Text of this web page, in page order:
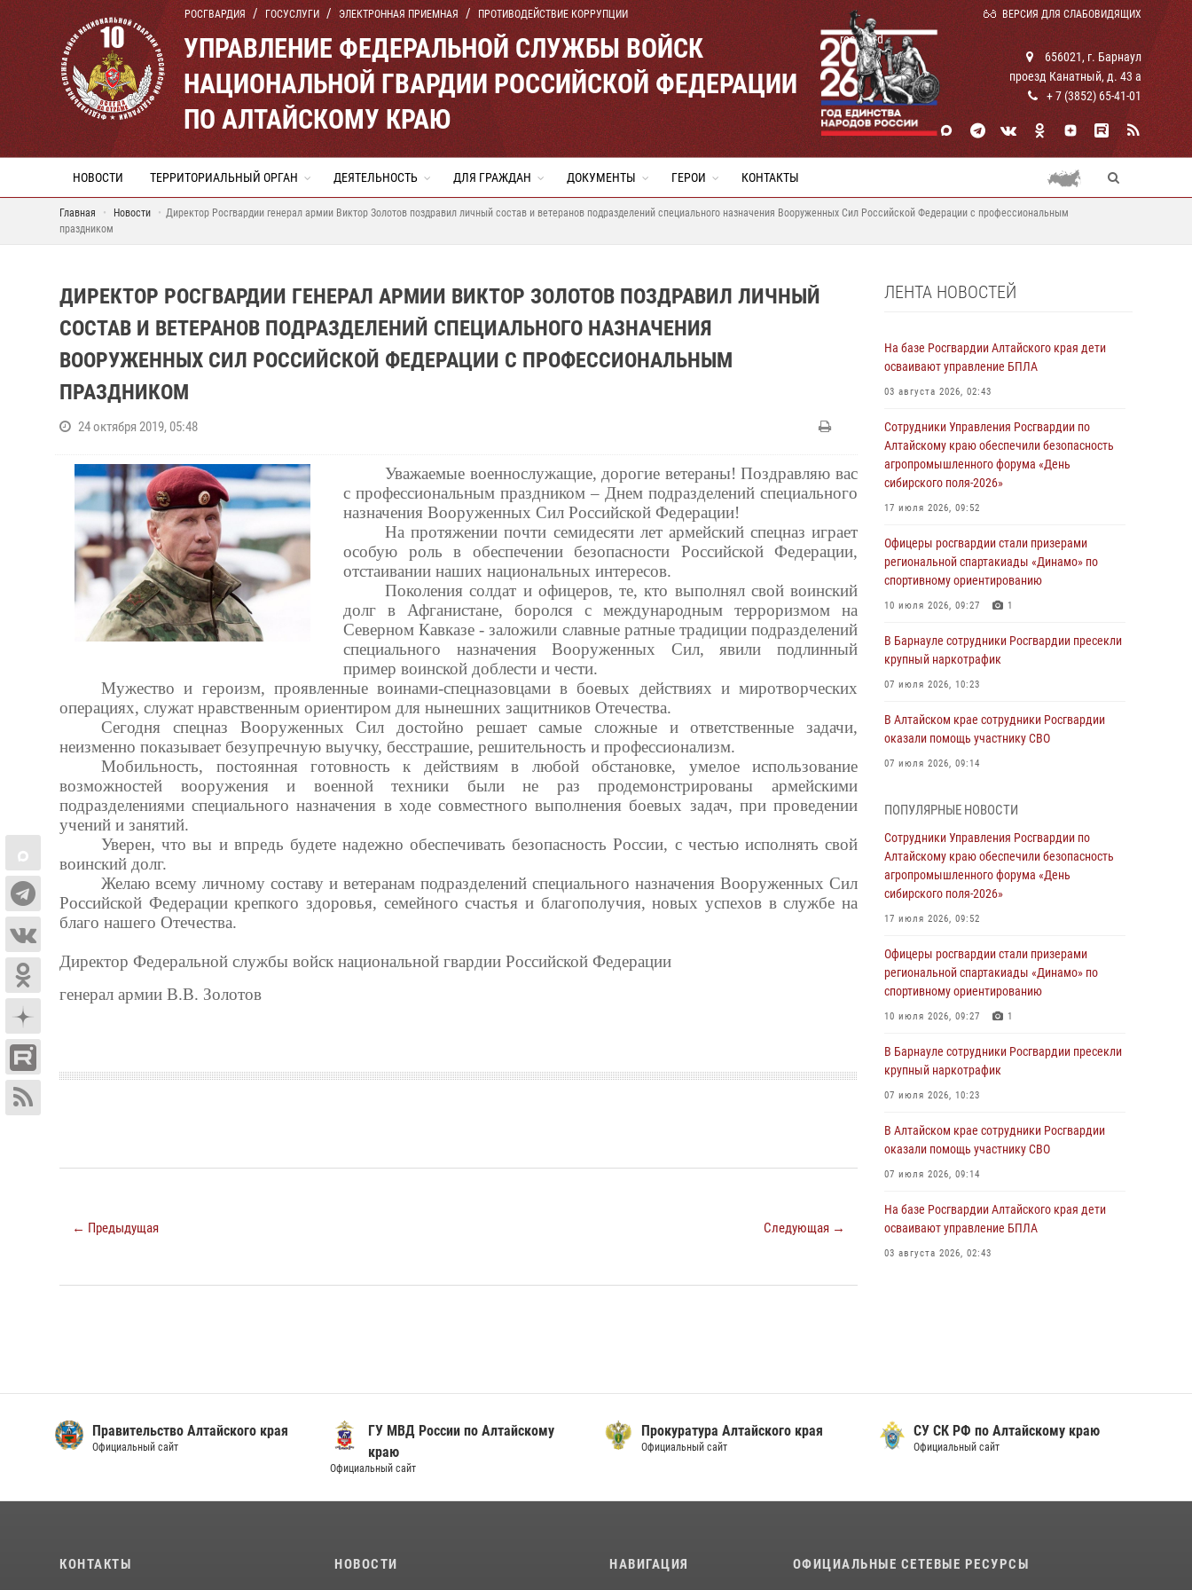
РОСГВАРДИЯ ГОСУСЛУГИ ЭЛЕКТРОННАЯ ПРИЕМНАЯ ПРОТИВОДЕЙСТВИЕ КОРРУПЦИИ ВЕРСИЯ ДЛЯ СЛАБОВИДЯЩИХ
УПРАВЛЕНИЕ ФЕДЕРАЛЬНОЙ СЛУЖБЫ ВОЙСК
НАЦИОНАЛЬНОЙ ГВАРДИИ РОССИЙСКОЙ ФЕДЕРАЦИИ
ПО АЛТАЙСКОМУ КРАЮ
rosguard
656021, г. Барнаул
проезд Канатный, д. 43 а
+ 7 (3852) 65-41-01
НОВОСТИ ТЕРРИТОРИАЛЬНЫЙ ОРГАН ДЕЯТЕЛЬНОСТЬ ДЛЯ ГРАЖДАН ДОКУМЕНТЫ ГЕРОИ КОНТАКТЫ
Главная Новости
Директор Росгвардии генерал армии Виктор Золотов поздравил личный состав и ветеранов подразделений специального назначения Вооруженных Сил Российской Федерации с профессиональным
праздником
ДИРЕКТОР РОСГВАРДИИ ГЕНЕРАЛ АРМИИ ВИКТОР ЗОЛОТОВ ПОЗДРАВИЛ ЛИЧНЫЙ
СОСТАВ И ВЕТЕРАНОВ ПОДРАЗДЕЛЕНИЙ СПЕЦИАЛЬНОГО НАЗНАЧЕНИЯ
ВООРУЖЕННЫХ СИЛ РОССИЙСКОЙ ФЕДЕРАЦИИ С ПРОФЕССИОНАЛЬНЫМ
ПРАЗДНИКОМ
24 октября 2019, 05:48
Уважаемые военнослужащие, дорогие ветераны! Поздравляю вас
с профессиональным праздником – Днем подразделений специального
назначения Вооруженных Сил Российской Федерации!
На протяжении почти семидесяти лет армейский спецназ играет
особую роль в обеспечении безопасности Российской Федерации,
отстаивании наших национальных интересов.
Поколения солдат и офицеров, те, кто выполнял свой воинский
долг в Афганистане, боролся с международным терроризмом на
Северном Кавказе - заложили славные ратные традиции подразделений
специального назначения Вооруженных Сил, явили подлинный
пример воинской доблести и чести.
Мужество и героизм, проявленные воинами-спецназовцами в боевых действиях и миротворческих
операциях, служат нравственным ориентиром для нынешних защитников Отечества.
Сегодня спецназ Вооруженных Сил достойно решает самые сложные и ответственные задачи,
неизменно показывает безупречную выучку, бесстрашие, решительность и профессионализм.
Мобильность, постоянная готовность к действиям в любой обстановке, умелое использование
возможностей вооружения и военной техники были не раз продемонстрированы армейскими
подразделениями специального назначения в ходе совместного выполнения боевых задач, при проведении
учений и занятий.
Уверен, что вы и впредь будете надежно обеспечивать безопасность России, с честью исполнять свой
воинский долг.
Желаю всему личному составу и ветеранам подразделений специального назначения Вооруженных Сил
Российской Федерации крепкого здоровья, семейного счастья и благополучия, новых успехов в службе на
благо нашего Отечества.
Директор Федеральной службы войск национальной гвардии Российской Федерации
генерал армии В.В. Золотов
← Предыдущая Следующая →
ЛЕНТА НОВОСТЕЙ
На базе Росгвардии Алтайского края дети
осваивают управление БПЛА
03 августа 2026, 02:43
Сотрудники Управления Росгвардии по
Алтайскому краю обеспечили безопасность
агропромышленного форума «День
сибирского поля-2026»
17 июля 2026, 09:52
Офицеры росгвардии стали призерами
региональной спартакиады «Динамо» по
спортивному ориентированию
10 июля 2026, 09:27 1
В Барнауле сотрудники Росгвардии пресекли
крупный наркотрафик
07 июля 2026, 10:23
В Алтайском крае сотрудники Росгвардии
оказали помощь участнику СВО
07 июля 2026, 09:14
бойцы ОМОН «Алтай» провели военно-
патриотическое мероприятие для детей в
лагере «Звёздный»
05 июля 2026, 11:13
Росгвардия Алтайского края приняла участие
храбрости»
04 июля 2026, 11:09
Сотрудники Росгвардии провели встречу с
«Каникулы с Росгвардией»
03 июля 2026, 04:03
провело для детей экскурсию на теплоходе в
рамках акции «Каникулы с Росгвардией»
02 июля 2026, 00:55
В краевом управлении вневедомственной
охраны Росгвардии по Алтайскому краю
ПОПУЛЯРНЫЕ НОВОСТИ
Сотрудники Управления Росгвардии по
Алтайскому краю обеспечили безопасность
агропромышленного форума «День
сибирского поля-2026»
17 июля 2026, 09:52
Офицеры росгвардии стали призерами
региональной спартакиады «Динамо» по
спортивному ориентированию
10 июля 2026, 09:27 1
В Барнауле сотрудники Росгвардии пресекли
крупный наркотрафик
07 июля 2026, 10:23
В Алтайском крае сотрудники Росгвардии
оказали помощь участнику СВО
07 июля 2026, 09:14
На базе Росгвардии Алтайского края дети
осваивают управление БПЛА
03 августа 2026, 02:43
Правительство Алтайского края
Официальный сайт
ГУ МВД России по Алтайскому
краю
Официальный сайт
Прокуратура Алтайского края
Официальный сайт
СУ СК РФ по Алтайскому краю
Официальный сайт
КОНТАКТЫ НОВОСТИ НАВИГАЦИЯ ОФИЦИАЛЬНЫЕ СЕТЕВЫЕ РЕСУРСЫ